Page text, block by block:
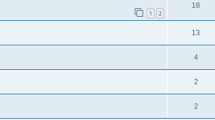
1 2
18
13
4
2
2